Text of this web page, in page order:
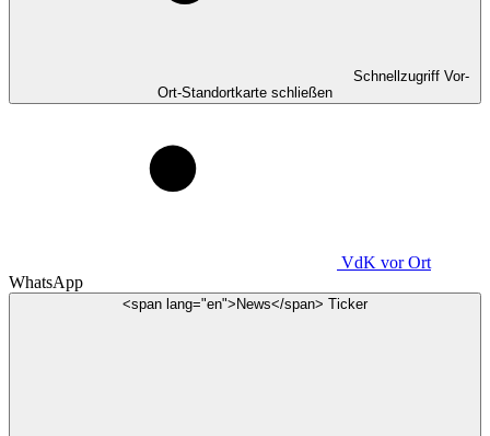
Schnellzugriff Vor-
Ort-Standortkarte schließen
VdK vor Ort
WhatsApp
<span lang="en">News</span> Ticker